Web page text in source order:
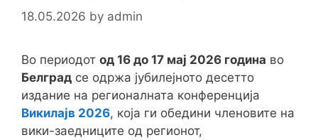
18.05.2026 by admin
Во периодот од 16 до 17 мај 2026 година во
Белград се одржа јубилејното десетто
издание на регионалната конференција
Викилајв 2026, која ги обедини членовите на
вики-заедниците од регионот,